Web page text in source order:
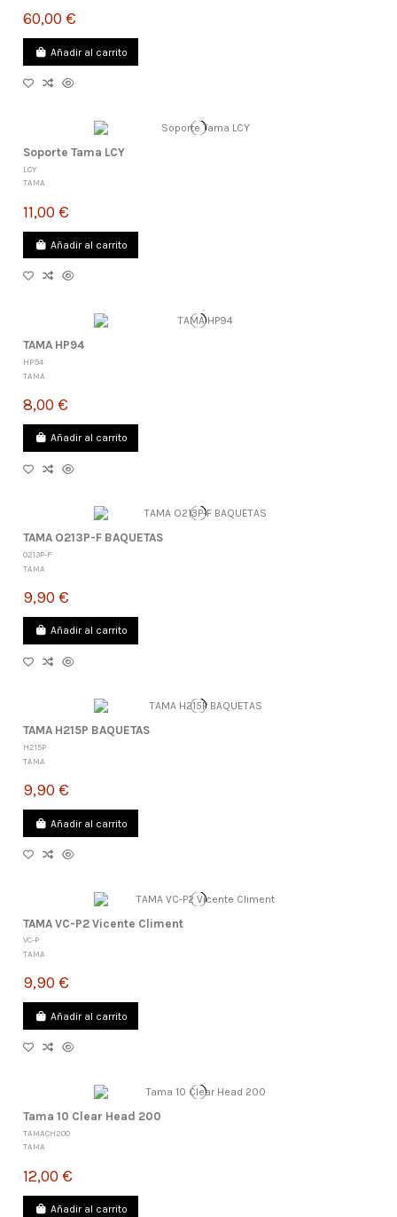
60,00 €
Añadir al carrito
Soporte Tama LCY
LCY
TAMA
11,00 €
Añadir al carrito
TAMA HP94
HP94
TAMA
8,00 €
Añadir al carrito
TAMA O213P-F BAQUETAS
O213P-F
TAMA
9,90 €
Añadir al carrito
TAMA H215P BAQUETAS
H215P
TAMA
9,90 €
Añadir al carrito
TAMA VC-P2 Vicente Climent
VC-P
TAMA
9,90 €
Añadir al carrito
Tama 10 Clear Head 200
TAMACH200
TAMA
12,00 €
Añadir al carrito